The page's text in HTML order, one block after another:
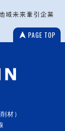
PAGE TOP
材）